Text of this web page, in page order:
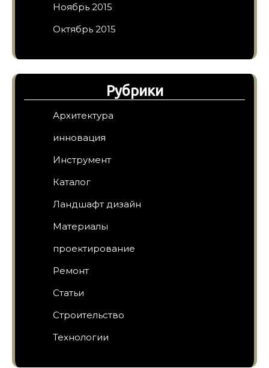
Ноябрь 2015
Октябрь 2015
Рубрики
Архитектура
инновация
Инструмент
Каталог
Ландшафт дизайн
Материалы
проектирование
Ремонт
Статьи
Строительство
Технологии